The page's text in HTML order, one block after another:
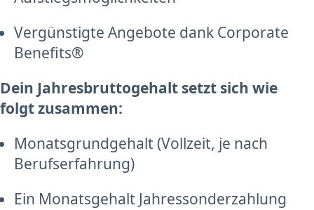
Vergünstigte Angebote dank Corporate
Benefits®
Dein Jahresbruttogehalt setzt sich wie
folgt zusammen:
Monatsgrundgehalt (Vollzeit, je nach
Berufserfahrung)
Ein Monatsgehalt Jahressonderzahlung